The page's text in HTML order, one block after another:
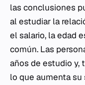
las conclusiones
al estudiar la
el salario, la edad
común. Las
años de estudio y,
lo que aumenta su